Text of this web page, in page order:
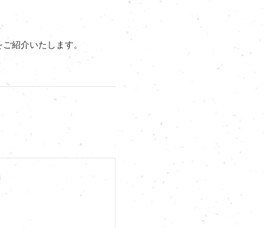
紹介いたします。